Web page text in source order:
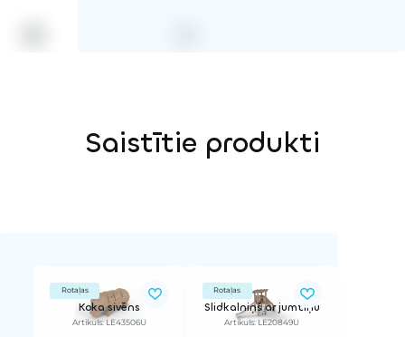
Saistītie produkti
Rotaļas
Koka sivēns
Artikuls: LE43506U
Rotaļas
Slidkalniņš ar jumtiņu
Artikuls: LE20849U